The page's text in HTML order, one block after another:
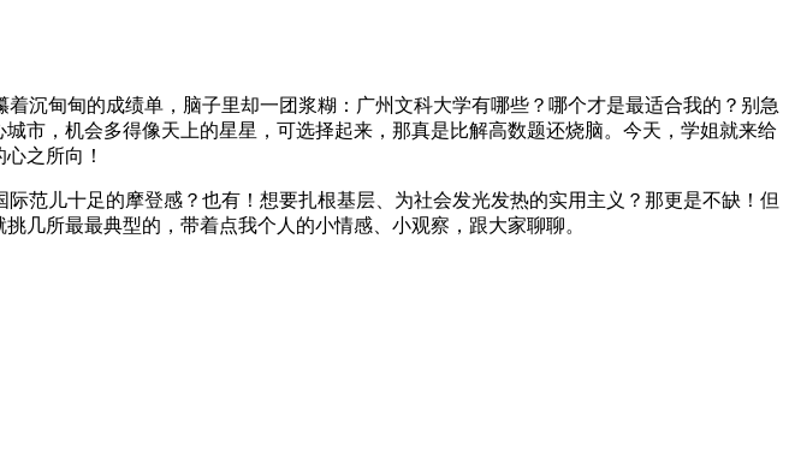
沉甸甸的成绩单，脑子里却一团浆糊：广州文科大学有哪些？哪个才是最适合我的？别急
市，机会多得像天上的星星，可选择起来，那真是比解高数题还烧脑。今天，学姐就来给
之所向！
范儿十足的摩登感？也有！想要扎根基层、为社会发光发热的实用主义？那更是不缺！但
几所最最典型的，带着点我个人的小情感、小观察，跟大家聊聊。